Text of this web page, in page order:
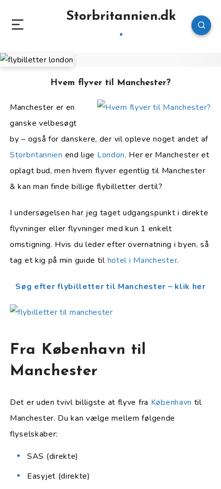
Storbritannien.dk
Hvem flyver til Manchester?
Manchester er en
ganske velbesøgt
by – også for danskere, der vil opleve noget andet af
Storbritannien end lige London. Her er Manchester et
oplagt bud, men hvem flyver egentlig til Manchester
& kan man finde billige flybilletter dertil?
I undersøgelsen har jeg taget udgangspunkt i direkte
flyvninger eller flyvninger med kun 1 enkelt
omstigning. Hvis du leder efter overnatning i byen, så
tag et kig på min guide til hotel i Manchester.
Søg efter flybilletter til Manchester – klik her
Fra København til
Manchester
Det er uden tvivl billigste at flyve fra København til
Manchester. Du kan vælge mellem følgende
flyselskaber:
SAS (direkte)
Easyjet (direkte)